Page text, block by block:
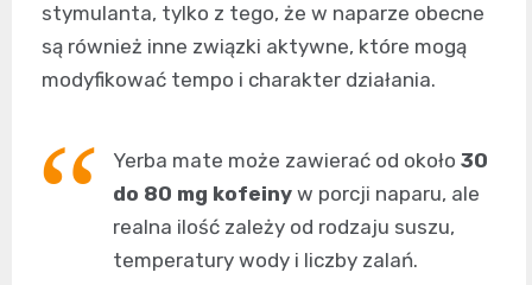
stymulanta, tylko z tego, że w naparze obecne
są również inne związki aktywne, które mogą
modyfikować tempo i charakter działania.
Yerba mate może zawierać od około 30
do 80 mg kofeiny w porcji naparu, ale
realna ilość zależy od rodzaju suszu,
temperatury wody i liczby zalań.